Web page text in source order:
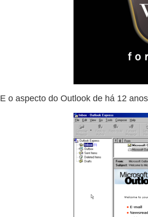
E o aspecto do Outlook de há 12